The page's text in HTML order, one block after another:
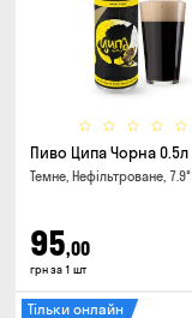
Пиво Ципа Чорна 0.5л
Темне, Нефільтроване, 7.9°
95,00
грн за 1 шт
Тільки онлайн